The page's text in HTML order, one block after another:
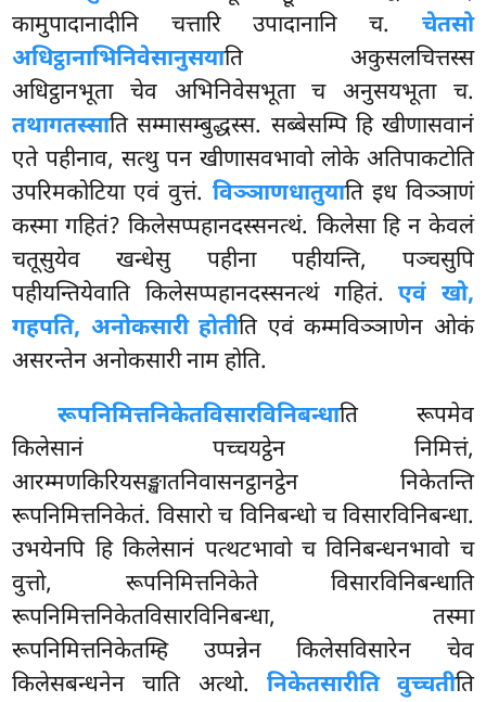
कामुपादानादीनि चत्तारि उपादानानि च. चेतसो
अधिट्ठानाभिनिवेसानुसयाति अकुसलचित्तस्स
अधिट्ठानभूता चेव अभिनिवेसभूता च अनुसयभूता च.
तथागतस्साति सम्मासम्बुद्धस्स. सब्बेसम्पि हि खीणासवानं
एते पहीनाव, सत्थु पन खीणासवभावो लोके अतिपाकटोति
उपरिमकोटिया एवं वुत्तं. विञ्ञाणधातुयाति इध विञ्ञाणं
कस्मा गहितं? किलेसप्पहानदस्सनत्थं. किलेसा हि न केवलं
चतूसुयेव खन्धेसु पहीना पहीयन्ति, पञ्चसुपि
पहीयन्तियेवाति किलेसप्पहानदस्सनत्थं गहितं.एवं खो,
गहपति, अनोकसारी होतीति एवं कम्मविञ्ञाणेन ओकं
असरन्तेन अनोकसारी नाम होति.
रूपनिमित्तनिकेतविसारविनिबन्धाति रूपमेव
किलेसानं पच्चयट्ठेन निमित्तं,
आरम्मणकिरियसङ्खातनिवासनट्ठानट्ठेन निकेतन्ति
रूपनिमित्तनिकेतं. विसारो च विनिबन्धो च विसारविनिबन्धा.
उभयेनपि हि किलेसानं पत्थटभावो च विनिबन्धनभावो च
वुत्तो, रूपनिमित्तनिकेते विसारविनिबन्धाति
रूपनिमित्तनिकेतविसारविनिबन्धा, तस्मा
रूपनिमित्तनिकेतम्हि उप्पन्नेनकिलेसविसारेन चेव
किलेसबन्धनेन चाति अत्थो. निकेतसारीति वुच्चतीति